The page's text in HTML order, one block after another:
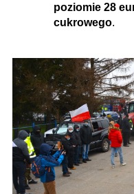
poziomie 28
cukrowego.